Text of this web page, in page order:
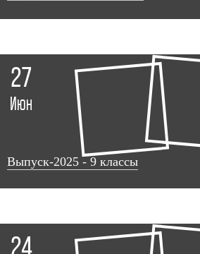
27
Июн
Выпуск-2025 - 9 классы